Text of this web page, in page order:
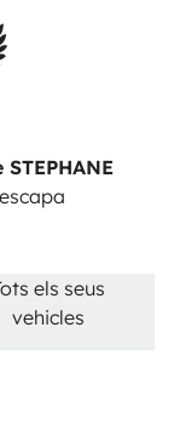
els seus
vehicles